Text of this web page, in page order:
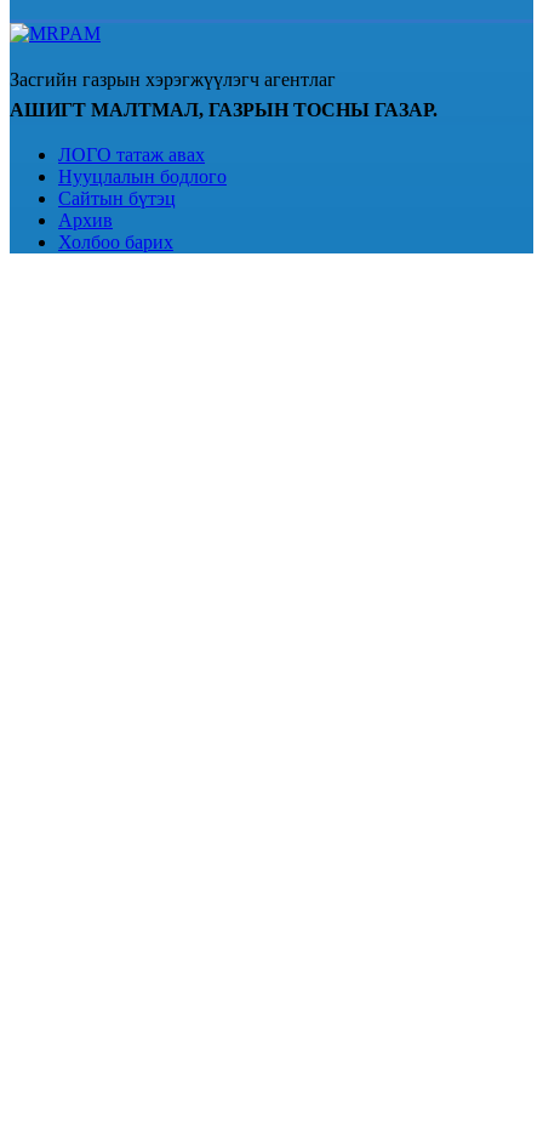
Засгийн газрын хэрэгжүүлэгч агентлаг
АШИГТ МАЛТМАЛ, ГАЗРЫН ТОСНЫ ГАЗАР.
ЛОГО татаж авах
Нууцлалын бодлого
Сайтын бүтэц
Архив
Холбоо барих